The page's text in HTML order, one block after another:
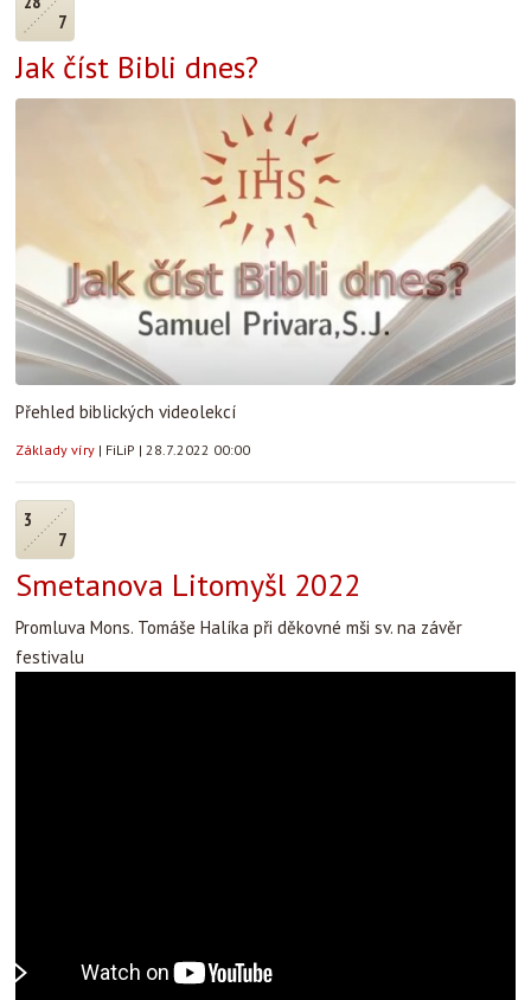
7
Jak číst Bibli dnes?
Přehled biblických videolekcí
Základy víry | FiLiP | 28.7.2022 00:00
3
7
Smetanova Litomyšl 2022
Promluva Mons. Tomáše Halíka při děkovné mši sv. na závěr
festivalu